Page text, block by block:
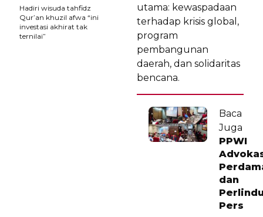
utama: kewaspadaan
terhadap krisis global,
program
pembangunan
daerah, dan solidaritas
bencana.
Baca
Juga
PPWI
dan
Pers
Hadiri wisuda tahfidz
Qur’an khuzil afwa “ini
investasi akhirat tak
ternilai”